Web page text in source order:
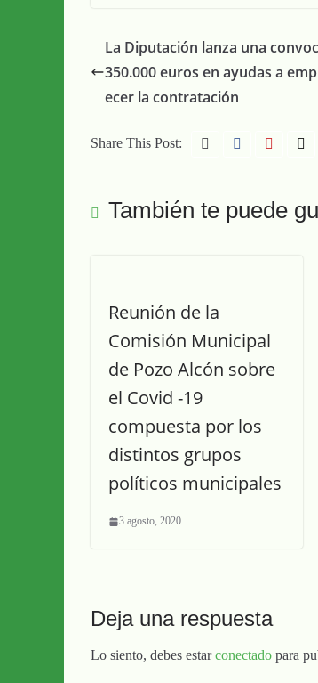
La Diputación lanza una
350.000 euros en ayudas a
ecer la contratación
Share This Post:
También te puede
Reunión de la
Comisión Municipal
de Pozo Alcón sobre
el Covid -19
compuesta por los
distintos grupos
políticos municipales
3 agosto, 2020
Deja una respuesta
Lo siento, debes estarconectado para